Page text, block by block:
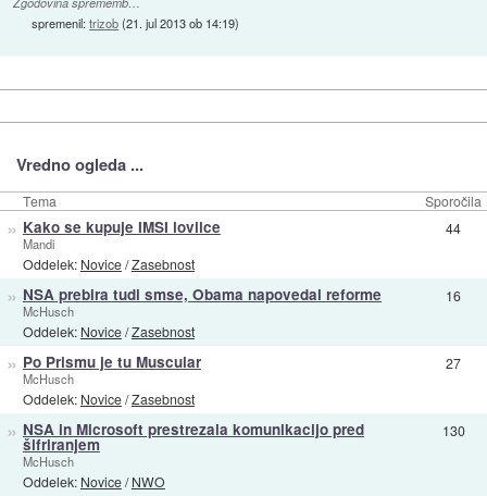
spremenil:trizob(21. jul 2013 ob 14:19)
Vredno ogleda ...
Tema Sporočila
» Kako se kupuje IMSI lovilce
Mandi
Oddelek: Novice/Zasebnost
44
» NSA prebira tudi smse, Obama napovedal reforme
McHusch
Oddelek: Novice/Zasebnost
16
» Po Prismu je tu Muscular
McHusch
Oddelek: Novice/Zasebnost
27
» NSA in Microsoft prestrezala komunikacijo pred
šifriranjem
McHusch
Oddelek: Novice/NWO
130